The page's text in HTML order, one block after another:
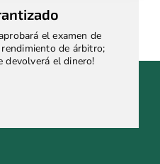
el examen de
de árbitro;
devolverá el dinero!